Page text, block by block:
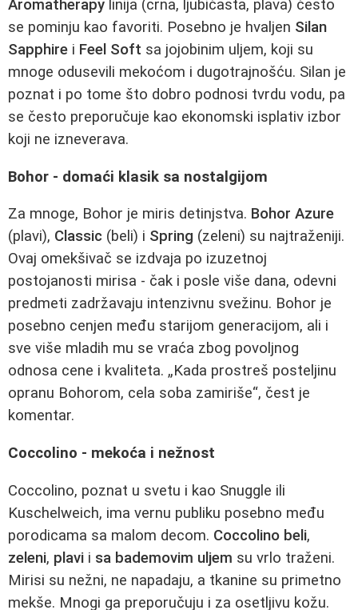
Aromatherapy linija (crna, ljubičasta, plava) često
se pominju kao favoriti. Posebno je hvaljen Silan
Sapphire i Feel Soft sa jojobinim uljem, koji su
mnoge odusevili mekoćom i dugotrajnošću. Silan je
poznat i po tome što dobro podnosi tvrdu vodu, pa
se često preporučuje kao ekonomski isplativ izbor
koji ne izneverava.
Bohor - domaći klasik sa nostalgijom
Za mnoge, Bohor je miris detinjstva. Bohor Azure
(plavi), Classic (beli) i Spring (zeleni) su najtraženiji.
Ovaj omekšivač se izdvaja po izuzetnoj
postojanosti mirisa - čak i posle više dana, odevni
predmeti zadržavaju intenzivnu svežinu. Bohor je
posebno cenjen među starijom generacijom, ali i
sve više mladih mu se vraća zbog povoljnog
odnosa cene i kvaliteta. „Kada prostreš posteljinu
opranu Bohorom, cela soba zamiriše“, čest je
komentar.
Coccolino - mekoća i nežnost
Coccolino, poznat u svetu i kao Snuggle ili
Kuschelweich, ima vernu publiku posebno među
porodicama sa malom decom. Coccolino beli,
zeleni, plavi i sa bademovim uljem su vrlo traženi.
Mirisi su nežni, ne napadaju, a tkanine su primetno
mekše. Mnogi ga preporučuju i za osetljivu kožu.